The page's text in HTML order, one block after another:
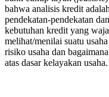
bahwa analisis kredit
pendekatan-pendekatan
kebutuhan kredit yang
melihat/menilai suatu
risiko usaha dan
atas dasar kelayakan usaha.